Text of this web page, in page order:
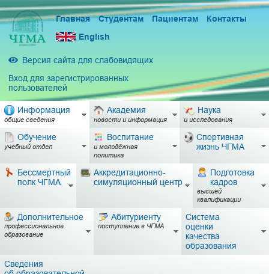
Главная Студентам Пациентам
Контакты
English
Версия сайта для слабовидящих
Вход для зарегистрированных
пользователей
Информация
общие сведения
Академия
новости и информация
Наука
и исследования
Обучение
учебный отдел
Воспитание
и молодёжная
политика
Спортивная
жизнь ЧГМА
Бессмертный
полк ЧГМА
Аккредитационно-
симуляционный центр
Подготовка
кадров
высшей
квалификации
Дополнительное
профессиональное
образование
Абитуриенту
поступление в ЧГМА
Система
оценки
качества
образования
Сведения